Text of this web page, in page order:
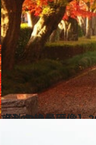
2024.9.24
【秋の絶景画像】2024年版 関東エリアの秋の絶景＆風物詩の画像（70点）
旅＆お出かけ